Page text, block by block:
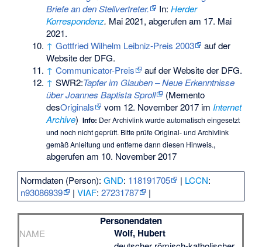
Briefe an den Stellvertreter.
In:Herder
Korrespondenz. Mai 2021, abgerufen am 17. Mai
2021.
↑ Gottfried Wilhelm Leibniz-Preis 2003
auf der
Website der DFG.
↑ Communicator-Preis
auf der Website der DFG.
↑ SWR2:Tapfer im Glauben – Neue Erkenntnisse
über Joannes Baptista Sproll
(Memento
desOriginals vom 12. November 2017 imInternet
Archive) Info: Der Archivlink wurde automatisch eingesetzt
und noch nicht geprüft. Bitte prüfe Original- und Archivlink
gemäßAnleitung und entferne dann diesen Hinweis.,
abgerufen am 10. November 2017
Normdaten (Person):GND: 118191705 | LCCN:
n93086939
|VIAF:27231787 |
Personendaten
NAME Wolf, Hubert